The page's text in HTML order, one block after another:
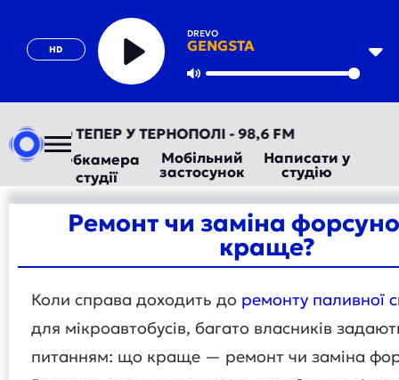
HD
DREVO
GENGSTA
Play
ТЕПЕР У ТЕРНОПОЛІ - 98,6 FM
Вебкамера
студії
Мобільний
застосунок
Написати у
студію
Ремонт чи заміна
краще?
Коли справа доходить до ремонту паливної
для мікроавтобусів, багато власників
питанням: що краще — ремонт чи заміна